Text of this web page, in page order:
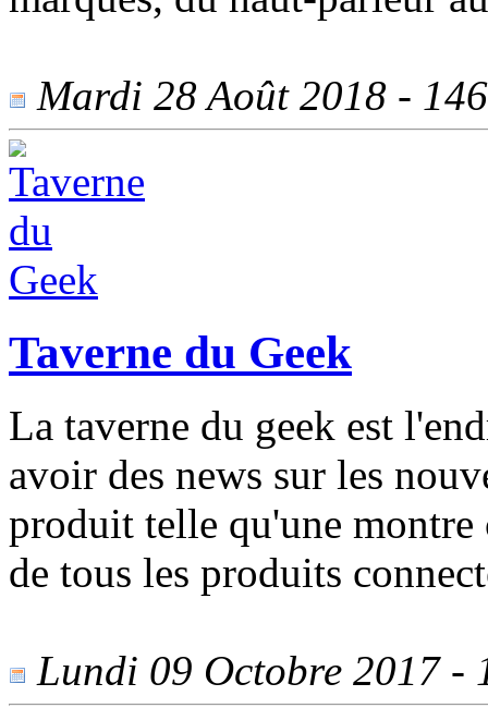
Mardi 28 Août 2018 -
Taverne du Geek
La taverne du geek est
avoir des news sur les
produit telle qu'une montre
de tous les produits
Lundi 09 Octobre 2017 -